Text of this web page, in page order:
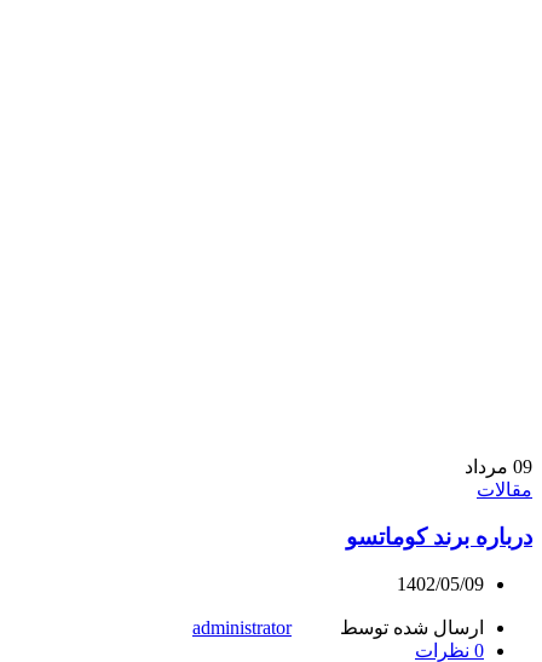
09 مرداد
مقالات
درباره برند کوماتسو
1402/05/09
ارسال شده توسط
administrator
0 نظرات